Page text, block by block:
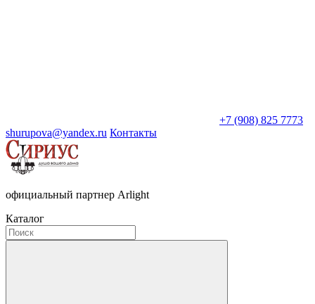
+7 (908) 825 7773
shurupova@yandex.ru Контакты
официальный партнер Arlight
Каталог